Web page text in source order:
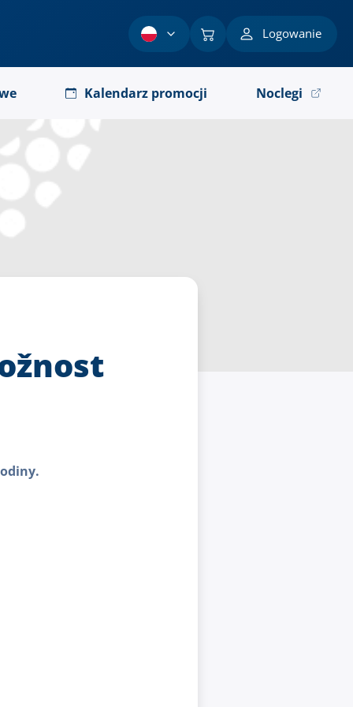
Logowanie
Kalendarz promocji Noclegi